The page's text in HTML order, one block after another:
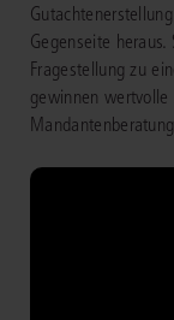
Gegenseite
Fragestellung zu
gewinnen